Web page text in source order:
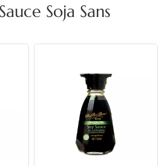
Soja Sans